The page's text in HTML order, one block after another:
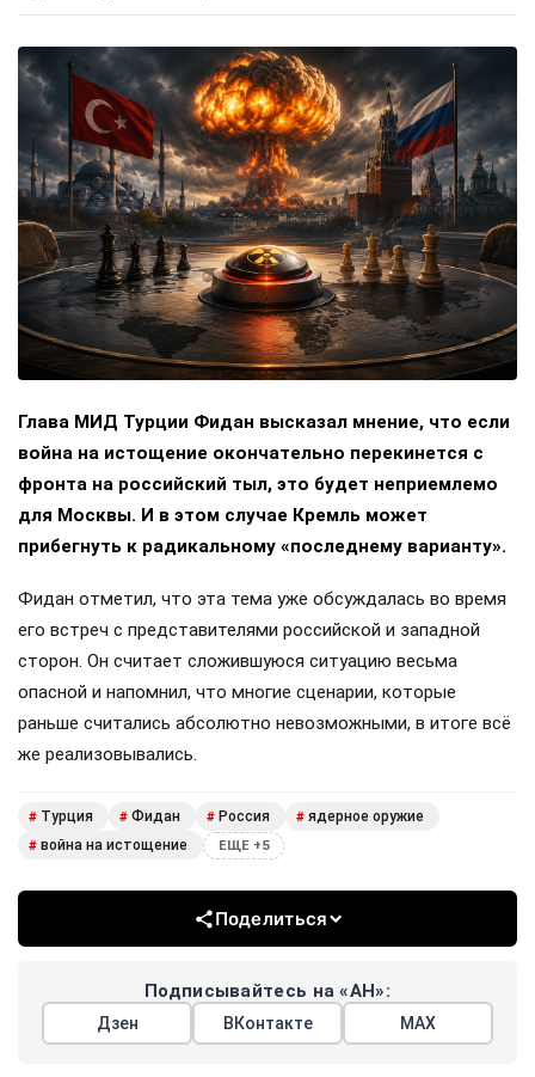
Глава МИД Турции Фидан высказал мнение, что если
война на истощение окончательно перекинется с
фронта на российский тыл, это будет неприемлемо
для Москвы. И в этом случае Кремль может
прибегнуть к радикальному «последнему варианту».
Фидан отметил, что эта тема уже обсуждалась во время
его встреч с представителями российской и западной
сторон. Он считает сложившуюся ситуацию весьма
опасной и напомнил, что многие сценарии, которые
раньше считались абсолютно невозможными, в итоге всё
же реализовывались.
# Турция # Фидан # Россия # ядерное оружие
# война на истощение ЕЩЕ +5
Поделиться
Подписывайтесь на «АН»:
Дзен ВКонтакте МАХ